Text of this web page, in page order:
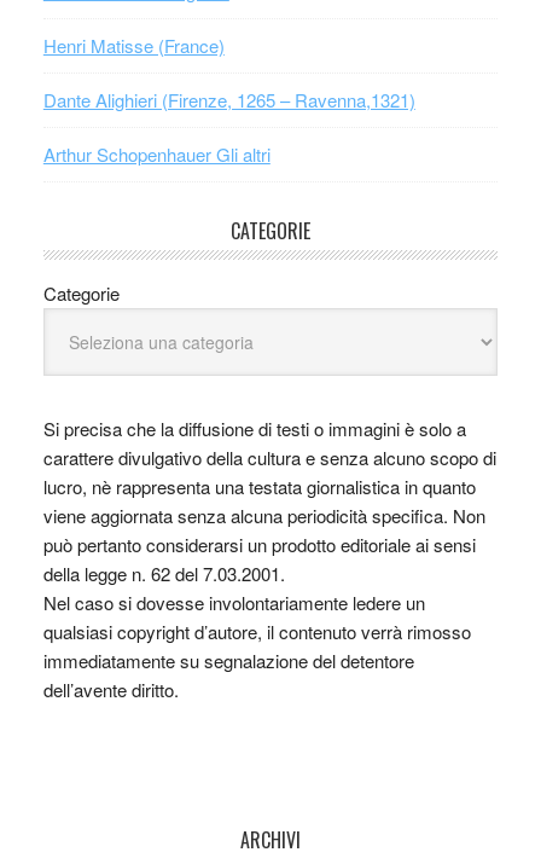
Henri Matisse (France)
Dante Alighieri (Firenze, 1265 – Ravenna,1321)
Arthur Schopenhauer Gli altri
CATEGORIE
Categorie
Si precisa che la diffusione di testi o immagini è solo a
carattere divulgativo della cultura e senza alcuno scopo di
lucro, nè rappresenta una testata giornalistica in quanto
viene aggiornata senza alcuna periodicità specifica. Non
può pertanto considerarsi un prodotto editoriale ai sensi
della legge n. 62 del 7.03.2001.
Nel caso si dovesse involontariamente ledere un
qualsiasi copyright d’autore, il contenuto verrà rimosso
immediatamente su segnalazione del detentore
dell’avente diritto.
ARCHIVI